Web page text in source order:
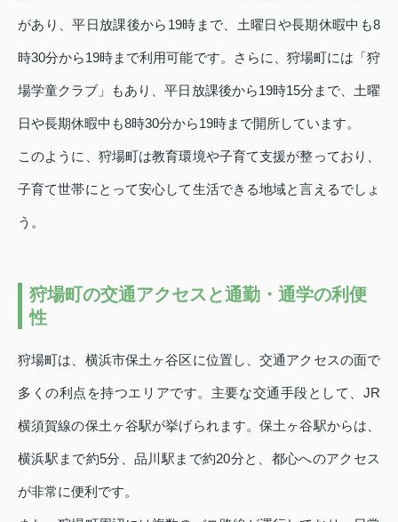
があり、平日放課後から19時まで、土曜日や長期休暇中も8
時30分から19時まで利用可能です。さらに、狩場町には「狩
場学童クラブ」もあり、平日放課後から19時15分まで、土曜
日や長期休暇中も8時30分から19時まで開所しています。
このように、狩場町は教育環境や子育て支援が整っており、
子育て世帯にとって安心して生活できる地域と言えるでしょ
う。
狩場町の交通アクセスと通勤・通学の利便
性
狩場町は、横浜市保土ヶ谷区に位置し、交通アクセスの面で
多くの利点を持つエリアです。主要な交通手段として、JR
横須賀線の保土ヶ谷駅が挙げられます。保土ヶ谷駅からは、
横浜駅まで約5分、品川駅まで約20分と、都心へのアクセス
が非常に便利です。